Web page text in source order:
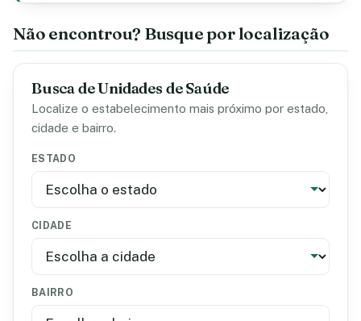
Não encontrou? Busque por localização
Busca de Unidades de Saúde
Localize o estabelecimento mais próximo por estado,
cidade e bairro.
ESTADO
CIDADE
BAIRRO